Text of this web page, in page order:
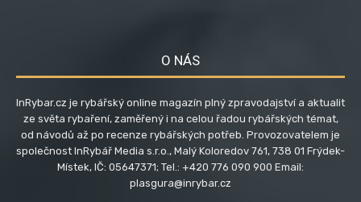
O NÁS
InRybar.cz je rybářský online magazín plný zpravodajství a aktualit
ze světa rybaření, zaměřený i na celou řadou rybářských témat,
od návodů až po recenze rybářských potřeb. Provozovatelem je
společnost InRybář Media s.r.o., Malý Koloredov 761, 738 01 Frýdek-
Místek, IČ: 05647371; Tel.: +420 776 090 900 Email:
plasgura@inrybar.cz